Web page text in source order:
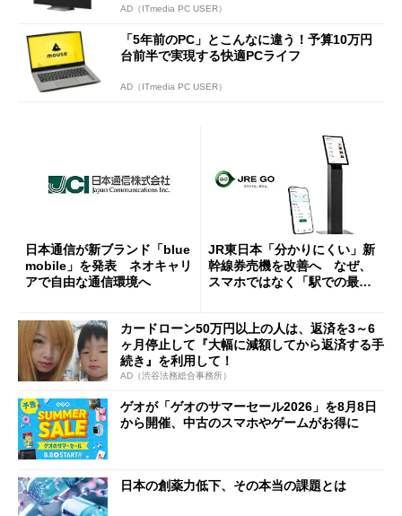
AD（ITmedia PC USER）
「5年前のPC」とこんなに違う！予算10万円
台前半で実現する快適PCライフ
AD（ITmedia PC USER）
日本通信が新ブランド「blue
mobile」を発表 ネオキャリ
アで自由な通信環境へ
JR東日本「分かりにくい」新
幹線券売機を改善へ なぜ、
スマホではなく「駅での最短
カードローン50万円以上の人は、返済を3～6
ヶ月停止して『大幅に減額してから返済する手
続き』を利用して！
AD（渋谷法務総合事務所）
ゲオが「ゲオのサマーセール2026」を8月8日
から開催、中古のスマホやゲームがお得に
日本の創薬力低下、その本当の課題とは